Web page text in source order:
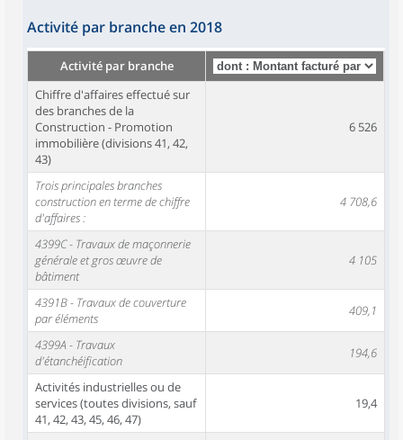
Activité par branche en 2018
Activité par branche
Chiffre d'affaires effectué sur
des branches de la
Construction - Promotion
immobilière (divisions 41, 42,
43)
6 526
Trois principales branches
construction en terme de chiffre
d'affaires :
4 708,6
4399C - Travaux de maçonnerie
générale et gros œuvre de
bâtiment
4 105
4391B - Travaux de couverture
par éléments
409,1
4399A - Travaux
d'étanchéification
194,6
Activités industrielles ou de
services (toutes divisions, sauf
41, 42, 43, 45, 46, 47)
19,4